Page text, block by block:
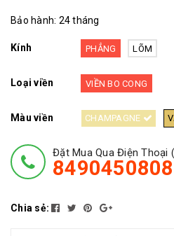
Bảo hành: 24 tháng
Kính PHẲNG LÕM
Loại viền VIỀN BO CONG
Màu viền CHAMPAGNE
Đặt Mua Qua Điện Thoại
Chia sẻ: